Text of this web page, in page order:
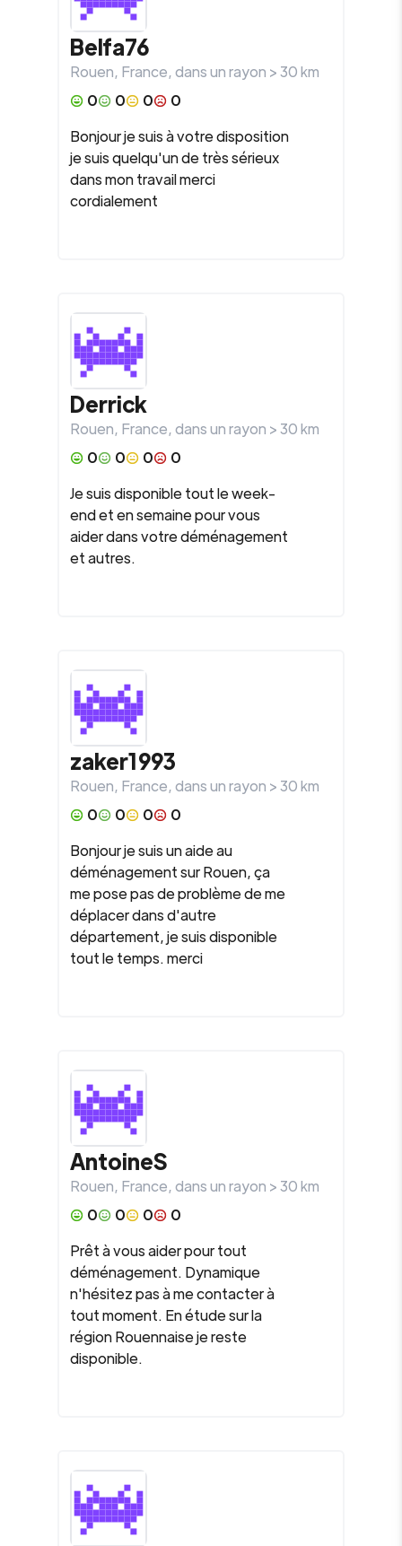
Belfa76
Rouen, France, dans un rayon >30km
0
0 0
0
Bonjour je suis à votre disposition
je suis quelqu'un de très sérieux
dans mon travail merci
cordialement
Derrick
Rouen, France, dans un rayon >30km
0
0 0
0
Je suis disponible tout le week-
end et en semaine pour vous
aider dans votre déménagement
et autres.
zaker1993
Rouen, France, dans un rayon >30km
0
0 0
0
Bonjour je suis un aide au
déménagement sur Rouen, ça
me pose pas de problème de me
déplacer dans d'autre
département, je suis disponible
tout le temps. merci
AntoineS
Rouen, France, dans un rayon >30km
0
0 0
0
Prêt à vous aider pour tout
déménagement. Dynamique
n'hésitez pas à me contacter à
tout moment. En étude sur la
région Rouennaise je reste
disponible.